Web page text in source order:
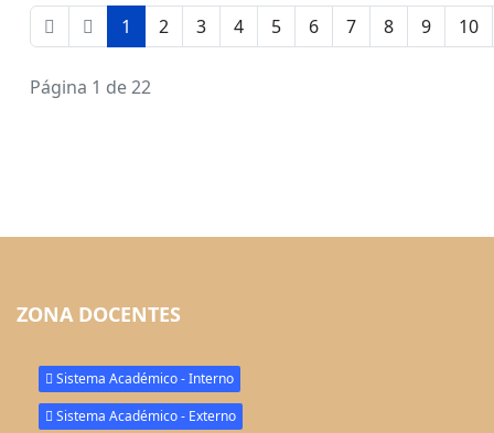
1 2 3 4 5 6 7 8 9 10
Página 1 de 22
ZONA DOCENTES
Sistema Académico - Interno
Sistema Académico - Externo